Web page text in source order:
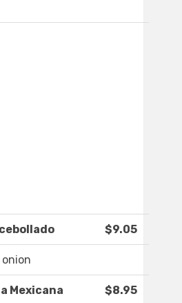
$9.05
Mexicana $8.95